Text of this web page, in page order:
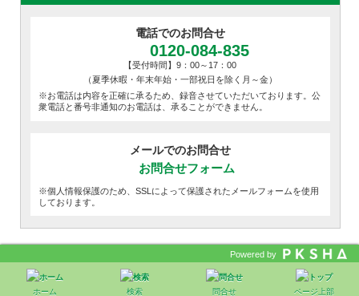
電話でのお問合せ
0120-084-835
【受付時間】9：00～17：00
（夏季休暇・年末年始・一部祝日を除く月～金）
※お電話は内容を正確に承るため、録音させていただいております。公
衆電話と番号非通知のお電話は、承ることができません。
メールでのお問合せ
お問合せフォーム
※個人情報保護のため、SSLによって保護されたメールフォームを使用
しております。
ホーム 検索 問合せ ページ上部
Powered by